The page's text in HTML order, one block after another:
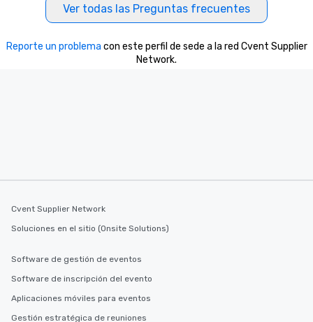
Ver todas las Preguntas frecuentes
Reporte un problema con este perfil de sede a la red Cvent Supplier
Network.
Cvent Supplier Network
Soluciones en el sitio (Onsite Solutions)
Software de gestión de eventos
Software de inscripción del evento
Aplicaciones móviles para eventos
Gestión estratégica de reuniones